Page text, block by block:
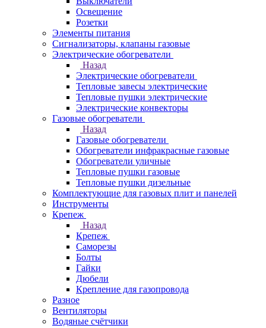
Освещение
Розетки
Элементы питания
Сигнализаторы, клапаны газовые
Электрические обогреватели
Назад
Электрические обогреватели
Тепловые завесы электрические
Тепловые пушки электрические
Электрические конвекторы
Газовые обогреватели
Назад
Газовые обогреватели
Обогреватели инфракрасные газовые
Обогреватели уличные
Тепловые пушки газовые
Тепловые пушки дизельные
Комплектующие для газовых плит и панелей
Инструменты
Крепеж
Назад
Крепеж
Саморезы
Болты
Гайки
Дюбели
Крепление для газопровода
Разное
Вентиляторы
Водяные счётчики